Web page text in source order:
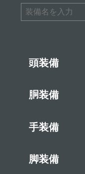
検索
頭装備
胴装備
手装備
脚装備